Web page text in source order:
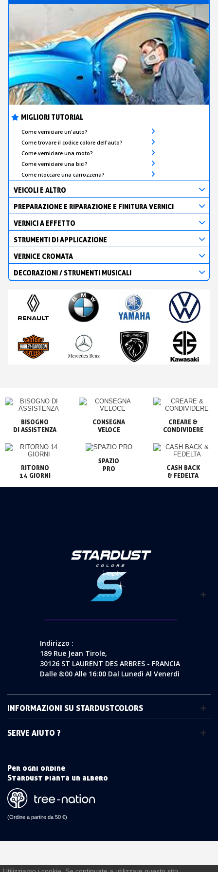
MIGLIORI TUTORIAL
Come verniciare un'auto?
Come trovare il codice colore dell'auto?
Come verniciare una moto?
Come verniciare una bici?
Come ritoccare una carrozzeria?
VEICOLI E ALTRO
PREPARAZIONE E RIPARAZIONE E FINITURA VERNICI
VERNICI A EFFETTO
STRUMENTI DI APPLICAZIONE
VERNICE CROMATA
DECORAZIONI / STRUMENTI MUSICALI
BISOGNO
CONSEGNA
VELOCE
CREARE &
CONDIVIDERE
RITORNO
14 GIORNI
SPAZIO
PRO
CASH BACK
& FEDELTA
Indirizzo :
189 Rue Jean Tirole,
30126 ST LAURENT DES ARBRES - FRANCIA
Dalle 8:00 Alle 16:00 Dal Lunedì Al Venerdì
INFORMAZIONI SU STARDUSTCOLORS
SERVE AIUTO ?
Per ogni ordine
Stardust pianta un albero
(Ordine a partire da 50 €)